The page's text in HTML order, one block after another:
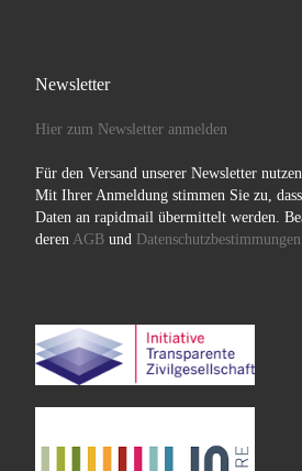
Newsletter
Hier zum Newsletter anmelden
Für den Versand unserer Newsletter
Mit Ihrer Anmeldung stimmen Sie zu,
Daten an rapidmail übermittelt werden.
deren AGBund Datenschutzbestimmungen